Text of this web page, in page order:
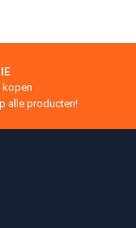
kopen
alle producten!